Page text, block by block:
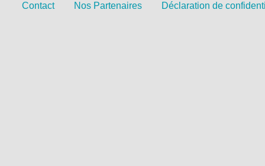
Contact Nos Partenaires Déclaration de